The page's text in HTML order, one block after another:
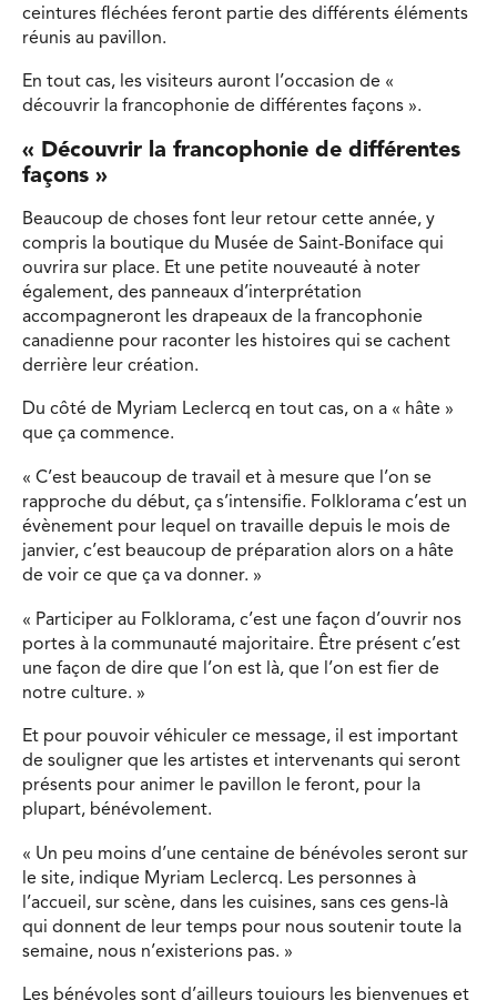
ceintures fléchées feront partie des différents éléments
réunis au pavillon.
En tout cas, les visiteurs auront l’occasion de «
découvrir la francophonie de différentes façons ».
« Découvrir la francophonie de différentes
façons »
Beaucoup de choses font leur retour cette année, y
compris la boutique du Musée de Saint-Boniface qui
ouvrira sur place. Et une petite nouveauté à noter
également, des panneaux d’interprétation
accompagneront les drapeaux de la francophonie
canadienne pour raconter les histoires qui se cachent
derrière leur création.
Du côté de Myriam Leclercq en tout cas, on a « hâte »
que ça commence.
« C’est beaucoup de travail et à mesure que l’on se
rapproche du début, ça s’intensifie. Folklorama c’est un
évènement pour lequel on travaille depuis le mois de
janvier, c’est beaucoup de préparation alors on a hâte
de voir ce que ça va donner. »
« Participer au Folklorama, c’est une façon d’ouvrir nos
portes à la communauté majoritaire. Être présent c’est
une façon de dire que l’on est là, que l’on est fier de
notre culture. »
Et pour pouvoir véhiculer ce message, il est important
de souligner que les artistes et intervenants qui seront
présents pour animer le pavillon le feront, pour la
plupart, bénévolement.
« Un peu moins d’une centaine de bénévoles seront sur
le site, indique Myriam Leclercq. Les personnes à
l’accueil, sur scène, dans les cuisines, sans ces gens-là
qui donnent de leur temps pour nous soutenir toute la
semaine, nous n’existerions pas. »
Les bénévoles sont d’ailleurs toujours les bienvenues et